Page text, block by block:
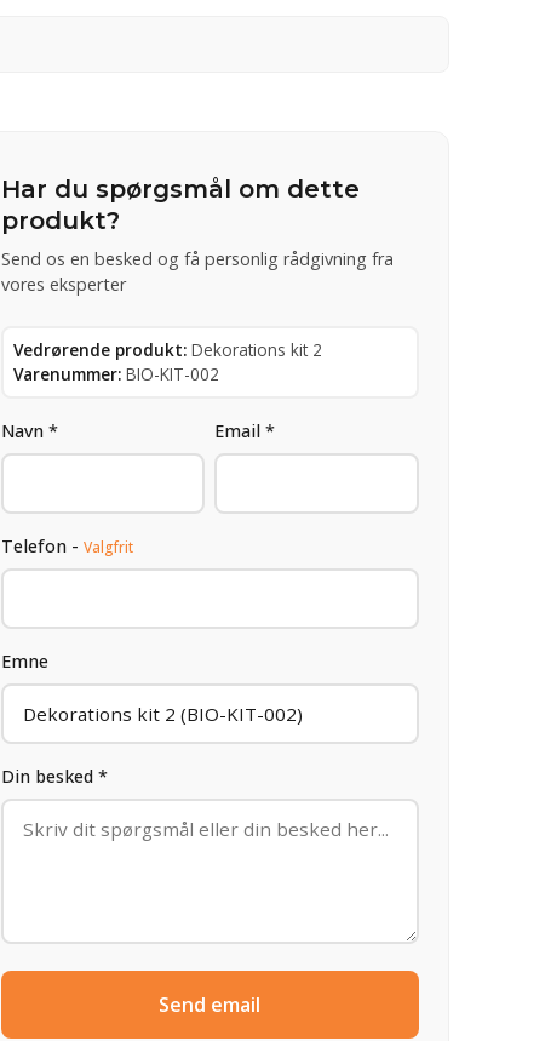
Har du spørgsmål om dette
produkt?
Send os en besked og få personlig rådgivning fra
vores eksperter
Vedrørende produkt: Dekorations kit 2
Varenummer: BIO-KIT-002
Navn * Email *
Telefon - Valgfrit
Emne
Din besked *
Send email